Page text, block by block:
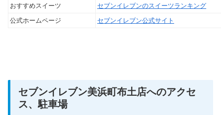
おすすめスイーツ
セブンイレブンのスイーツランキング
公式ホームページ
セブンイレブン公式サイト
セブンイレブン美浜町布土店へのアクセ
ス、駐車場